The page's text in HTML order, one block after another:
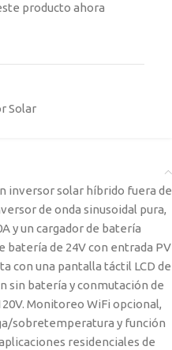
producto ahora
Solar
inversor solar híbrido fuera de
de onda sinusoidal pura,
y un cargador de batería
batería de 24V con entrada PV
con una pantalla táctil LCD de
sin batería y conmutación de
Monitoreo WiFi opcional,
sobretemperatura y función
residenciales de